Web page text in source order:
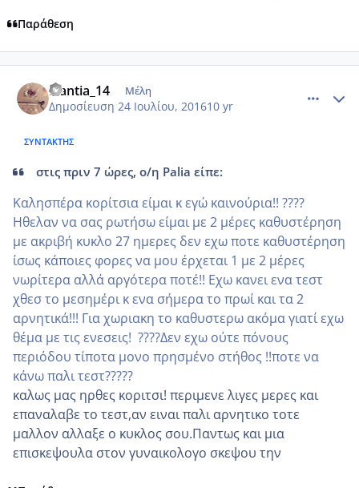
Παράθεση
Nantia_14 Μέλη
Δημοσίευση 24 Ιουλίου, 201610 yr
ΣΥΝΤΆΚΤΗΣ
στις πριν 7 ώρες, ο/η Palia είπε:
Καλησπέρα κορίτσια είμαι κ εγώ καινούρια!! ????
Ηθελαν να σας ρωτήσω είμαι με 2 μέρες καθυστέρηση
με ακριβή κυκλο 27 ημερες δεν εχω ποτε καθυστέρηση
ίσως κάποιες φορες να μου έρχεται 1 με 2 μέρες
νωρίτερα αλλά αργότερα ποτέ!! Εχω κανει ενα τεστ
χθεσ το μεσημέρι κ ενα σήμερα το πρωί και τα 2
αρνητικά!!! Για χωριακη το καθυστερω ακόμα γιατί εχω
θέμα με τις ενεσεις! ????Δεν εχω ούτε πόνους
περιόδου τίποτα μονο πρησμένο στήθος !!ποτε να
κάνω παλι τεστ?????
καλως μας ηρθες κοριτσι! περιμενε λιγες μερες και
επαναλαβε το τεστ,αν ειναι παλι αρνητικο τοτε
μαλλον αλλαξε ο κυκλος σου.Παντως και μια
επισκεψουλα στον γυναικολογο σκεψου την